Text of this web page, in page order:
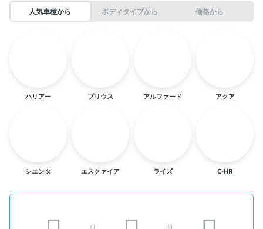
人気車種から ボディタイプから 価格から
ハリアー プリウス アルファード アクア
シエンタ エスクァイア ライズ C-HR